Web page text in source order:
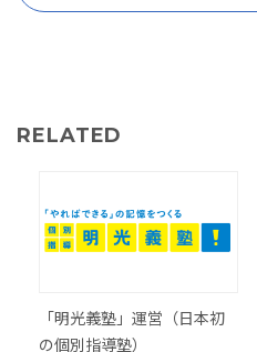
RELATED
「明光義塾」運営（日本初
の個別指導塾）